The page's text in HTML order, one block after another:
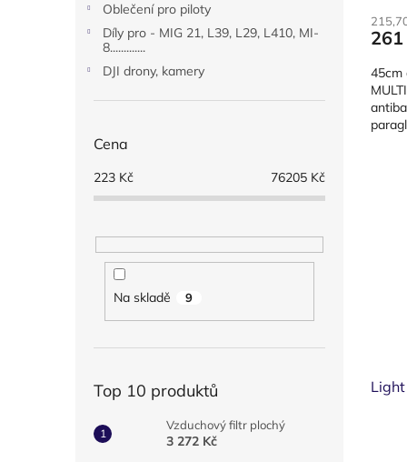
Oblečení pro piloty
Díly pro - MIG 21, L39, L29, L410, MI-
8.............
DJI drony, kamery
Cena
223 Kč 76205 Kč
Na skladě 9
Top 10 produktů
Vzduchový filtr plochý
3 272 Kč
261
45cm